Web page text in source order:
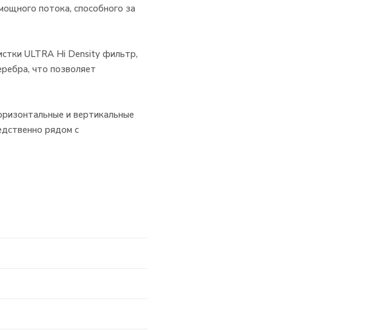
потока, способного за
ULTRA Hi Density фильтр,
что позволяет
и вертикальные
рядом с